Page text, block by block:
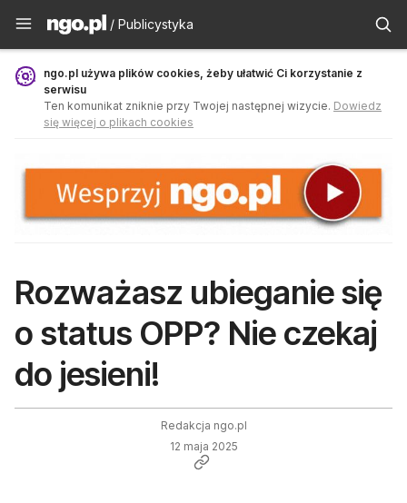
Publicystyka - ngo.pl
/ Publicystyka
ngo.pl używa plików cookies, żeby ułatwić Ci korzystanie z
serwisu
Ten komunikat zniknie przy Twojej następnej wizycie. Dowiedz
się więcej o plikach cookies
Rozważasz ubieganie się
o status OPP? Nie czekaj
do jesieni!
Redakcja ngo.pl
12 maja 2025